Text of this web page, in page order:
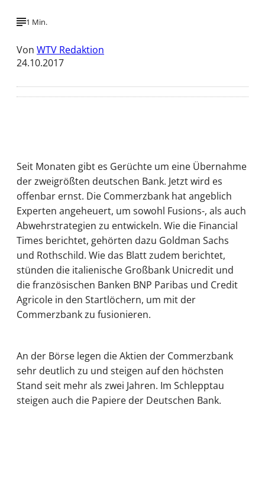
1 Min.
Von WTV Redaktion
24.10.2017
Seit Monaten gibt es Gerüchte um eine Übernahme
der zweigrößten deutschen Bank. Jetzt wird es
offenbar ernst. Die Commerzbank hat angeblich
Experten angeheuert, um sowohl Fusions-, als auch
Abwehrstrategien zu entwickeln. Wie die Financial
Times berichtet, gehörten dazu Goldman Sachs
und Rothschild. Wie das Blatt zudem berichtet,
stünden die italienische Großbank Unicredit und
die französischen Banken BNP Paribas und Credit
Agricole in den Startlöchern, um mit der
Commerzbank zu fusionieren.
An der Börse legen die Aktien der Commerzbank
sehr deutlich zu und steigen auf den höchsten
Stand seit mehr als zwei Jahren. Im Schlepptau
steigen auch die Papiere der Deutschen Bank.